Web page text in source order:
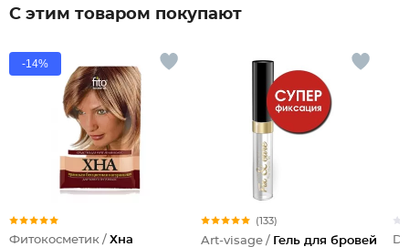
С этим товаром покупают
-14%
Фитокосметик / Хна
(133)
Art-visage / Гель для бровей